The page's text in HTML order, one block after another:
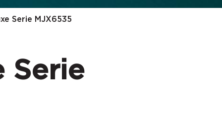
Serie MJX6535
Serie